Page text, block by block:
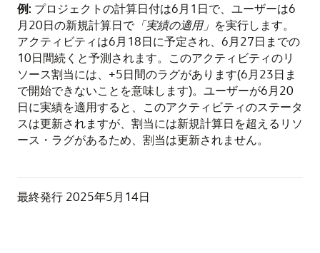
例: プロジェクトの計算日付は6月1日で、ユーザーは6
月20日の新規計算日で「実績の適用」 を実行します。
アクティビティは6月18日に予定され、6月27日までの
10日間続くと予測されます。このアクティビティのリ
ソース割当には、+5日間のラグがあります(6月23日ま
で開始できないことを意味します)。ユーザーが6月20
日に実績を適用すると、このアクティビティのステータ
スは更新されますが、割当には新規計算日を超えるリソ
ース・ラグがあるため、割当は更新されません。
最終発行 2025年5月14日